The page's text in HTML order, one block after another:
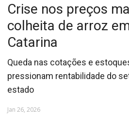
LEILÕES
FEIRAS E EVENTOS
COMO ANUNCIAR
COLUNISTA
Crise nos preços
colheita de arroz
Catarina
Queda nas cotações e
pressionam rentabilidade do
estado
Jan 26, 2026